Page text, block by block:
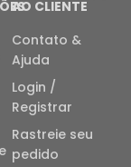
AO CLIENTE
Contato &
Ajuda
Login /
Registrar
Rastreie seu
pedido